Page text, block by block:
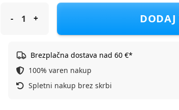
Name It hlače DH 13151735_26_1 NKMRYAN NOOS
DODAJ
Brezplačna dostava nad 60 €*
100% varen nakup
Spletni nakup brez skrbi